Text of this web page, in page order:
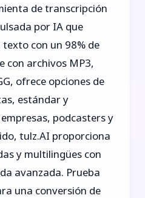
de transcripción
por IA que
con un 98% de
con archivos MP3,
ofrece opciones de
estándar y
podcasters y
tulz.AI proporciona
y multilingües con
avanzada. Prueba
una conversión de